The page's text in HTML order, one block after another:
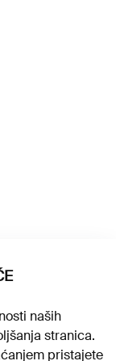
naših
stranica.
pristajete